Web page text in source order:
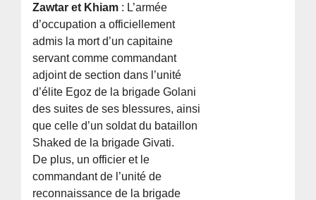
Zawtar et Khiam : L’armée
d’occupation a officiellement
admis la mort d’un capitaine
servant comme commandant
adjoint de section dans l’unité
d’élite Egoz de la brigade Golani
des suites de ses blessures, ainsi
que celle d’un soldat du bataillon
Shaked de la brigade Givati.
De plus, un officier et le
commandant de l’unité de
reconnaissance de la brigade